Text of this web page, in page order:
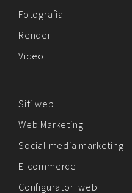
Fotografia
Render
Video
Siti web
Web Marketing
Social media marketing
E-commerce
Configuratori web